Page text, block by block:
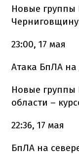
Новые группы
23:00, 17 мая
Атака БпЛА
Новые группы
области –
22:36, 17 мая
БпЛА на